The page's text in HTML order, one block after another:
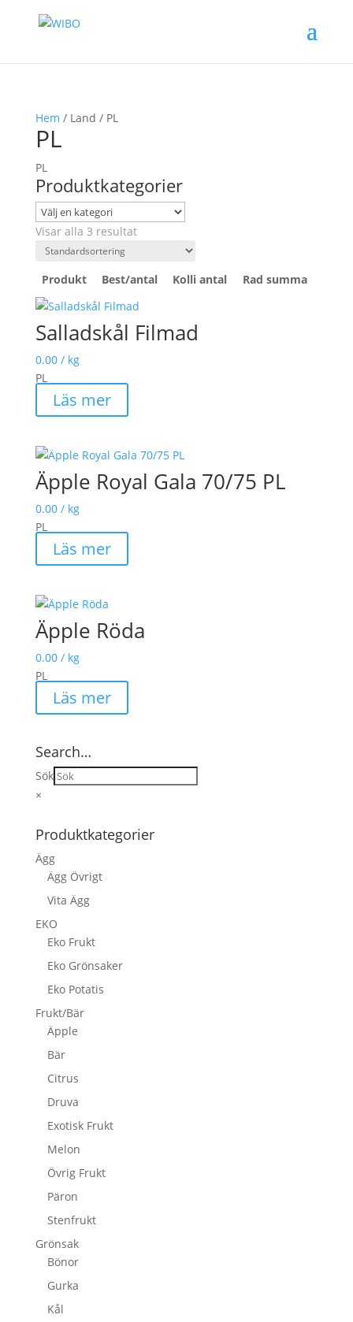
Hem / Land / PL
PL
PL
Produktkategorier
Visar alla 3 resultat
Produkt Best/antal Kolli antal Rad summa
Salladskål Filmad
0.00/ kg
PL
Läs mer
Äpple Royal Gala 70/75 PL
0.00/ kg
PL
Läs mer
Äpple Röda
0.00/ kg
PL
Läs mer
Search…
Sök
×
Produktkategorier
Ägg
Ägg Övrigt
Vita Ägg
EKO
Eko Frukt
Eko Grönsaker
Eko Potatis
Frukt/Bär
Äpple
Bär
Citrus
Druva
Exotisk Frukt
Melon
Övrig Frukt
Päron
Stenfrukt
Grönsak
Bönor
Gurka
Kål